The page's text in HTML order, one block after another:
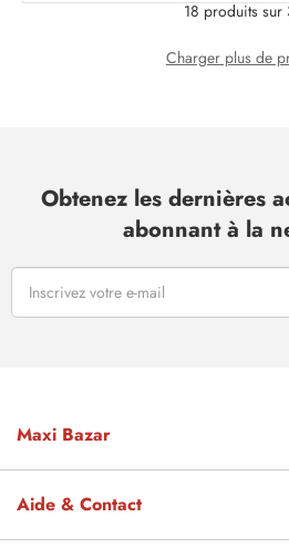
18 produits sur
Charger plus de
Obtenez les dernières
abonnant à la
Maxi Bazar
Aide & Contact